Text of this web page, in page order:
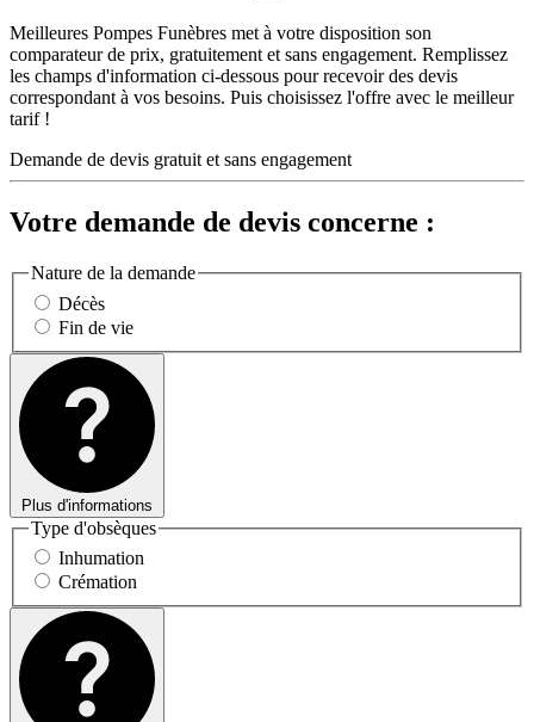
Meilleures Pompes Funèbres met à votre disposition son
comparateur de prix, gratuitement et sans engagement. Remplissez
les champs d'information ci-dessous pour recevoir des devis
correspondant à vos besoins. Puis choisissez l'offre avec le meilleur
tarif !
Demande de devis gratuit et sans engagement
Votre demande de devis concerne :
Nature de la demande
Décès
Fin de vie
Plus d'informations
Type d'obsèques
Inhumation
Crémation